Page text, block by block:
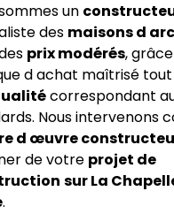
un
des maisons d
prix modérés,
d achat maîtrisé
correspondant
Nous intervenons
d œuvre
de votre projet de
sur La
.